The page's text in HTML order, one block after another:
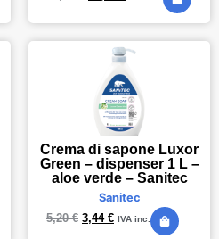
Crema di sapone Luxor
Green – dispenser 1 L –
aloe verde – Sanitec
Sanitec
5,20€ 3,44 € IVA inc.